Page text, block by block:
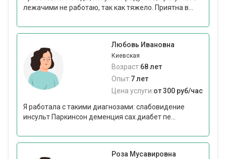
лежачими не работаю, так как тяжело. Приятна в...
Любовь Ивановна
Киевская
Возраст:68 лет
Опыт:7 лет
Цена услуги:от 300 руб/час
Я работала с такими диагнозами: слабовидение
инсульт Паркинсон деменция сах.диабет пе...
Роза Мусавировна